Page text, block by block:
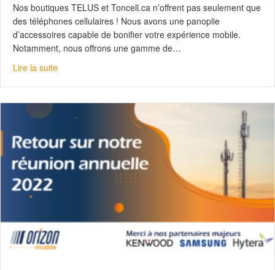
Nos boutiques TELUS et Toncell.ca n’offrent pas seulement que
des téléphones cellulaires ! Nous avons une panoplie
d’accessoires capable de bonifier votre expérience mobile.
Notamment, nous offrons une gamme de…
Lire la suiteabout Apple ou Android : on a la montre intelligente